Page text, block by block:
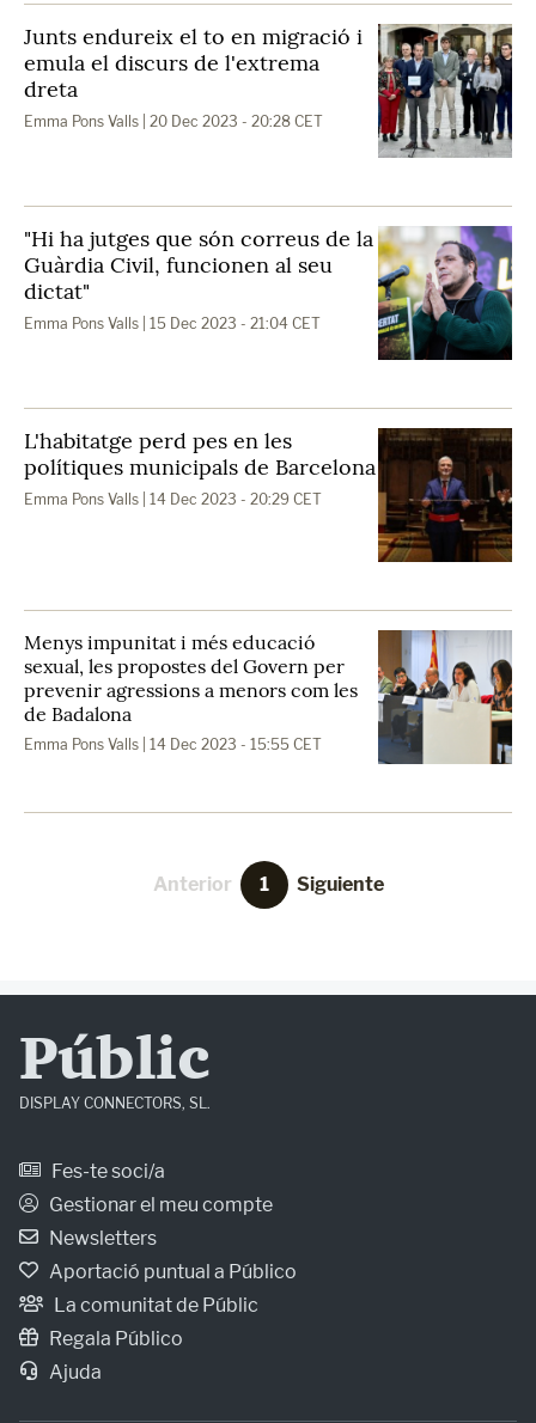
Junts endureix el to en migració i
emula el discurs de l'extrema
dreta
Emma Pons Valls | 20 Dec 2023 - 20:28 CET
"Hi ha jutges que són correus de la
Guàrdia Civil, funcionen al seu
dictat"
Emma Pons Valls | 15 Dec 2023 - 21:04 CET
L'habitatge perd pes en les
polítiques municipals de Barcelona
Emma Pons Valls | 14 Dec 2023 - 20:29 CET
Menys impunitat i més educació
sexual, les propostes del Govern per
prevenir agressions a menors com les
de Badalona
Emma Pons Valls | 14 Dec 2023 - 15:55 CET
Anterior 1 Siguiente
Públic
DISPLAY CONNECTORS, SL.
Fes-te soci/a
Gestionar el meu compte
Newsletters
Aportació puntual a Público
La comunitat de Públic
Regala Público
Ajuda